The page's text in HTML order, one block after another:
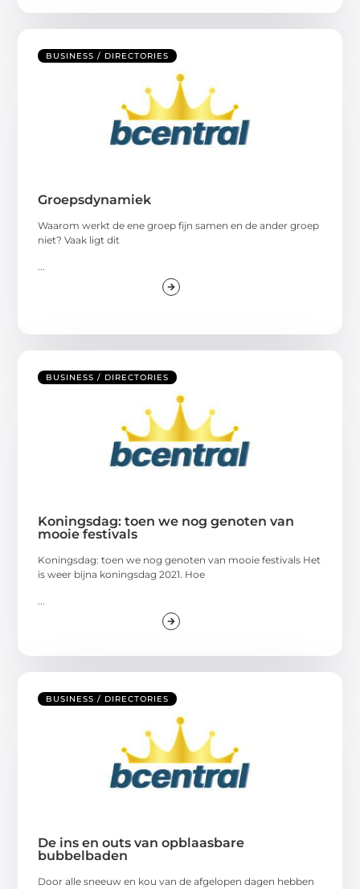
BUSINESS / DIRECTORIES
Groepsdynamiek
Waarom werkt de ene groep fijn samen en de ander groep
niet? Vaak ligt dit
BUSINESS / DIRECTORIES
Koningsdag: toen we nog genoten van
mooie festivals
Koningsdag: toen we nog genoten van mooie festivals Het
is weer bijna koningsdag 2021. Hoe
BUSINESS / DIRECTORIES
De ins en outs van opblaasbare
bubbelbaden
Door alle sneeuw en kou van de afgelopen dagen hebben